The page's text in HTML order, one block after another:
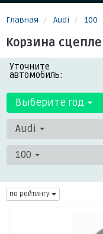
Главная Audi 100
Корзина
Уточните
автомобиль:
Выберите год
Audi
100
по рейтингу